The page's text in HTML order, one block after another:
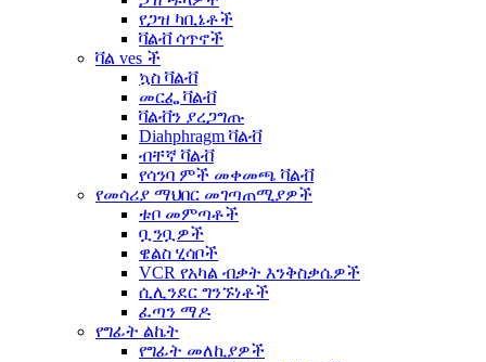
የጋዝ ካቢኔቶች
ቫልቭ ሳጥኖች
ቫል ves ች
ኳስ ቫልቭ
መርፌ ቫልቭ
ቫልቭን ያረጋግጡ
Diahphragm ቫልቭ
ብቸኛ ቫልቭ
የሳንባ ምች መቀመጫ ቫልቭ
የመሳሪያ ማህበር መገጣጠሚያዎች
ቱቦ መምጣቶች
ቧንቧዎች
ዌልስ ሂሳቦች
VCR የአካል ብቃት እንቅስቃሴዎች
ሲሊንደር ግንኙነቶች
ፈጣን ማዶ
የግፊት ልኬት
የግፊት መለኪያዎች